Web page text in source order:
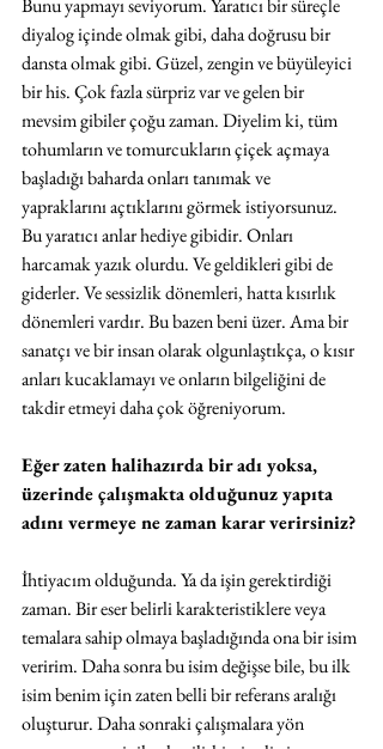
Bunu yapmayı seviyorum. Yaratıcı bir süreçle
diyalog içinde olmak gibi, daha doğrusu bir
dansta olmak gibi. Güzel, zengin ve büyüleyici
bir his. Çok fazla sürpriz var ve gelen bir
mevsim gibiler çoğu zaman. Diyelim ki, tüm
tohumların ve tomurcukların çiçek açmaya
başladığı baharda onları tanımak ve
yapraklarını açtıklarını görmek istiyorsunuz.
Bu yaratıcı anlar hediye gibidir. Onları
harcamak yazık olurdu. Ve geldikleri gibi de
giderler. Ve sessizlik dönemleri, hatta kısırlık
dönemleri vardır. Bu bazen beni üzer. Ama bir
sanatçı ve bir insan olarak olgunlaştıkça, o kısır
anları kucaklamayı ve onların bilgeliğini de
takdir etmeyi daha çok öğreniyorum.
Eğer zaten halihazırda bir adı yoksa,
üzerinde çalışmakta olduğunuz yapıta
adını vermeye ne zaman karar verirsiniz?
İhtiyacım olduğunda. Ya da işin gerektirdiği
zaman. Bir eser belirli karakteristiklere veya
temalara sahip olmaya başladığında ona bir isim
veririm. Daha sonra bu isim değişse bile, bu ilk
isim benim için zaten belli bir referans aralığı
oluşturur. Daha sonraki çalışmalara yön